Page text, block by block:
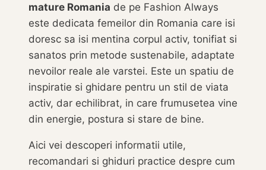
mature Romania de pe Fashion Always
este dedicata femeilor din Romania care isi
doresc sa isi mentina corpul activ, tonifiat si
sanatos prin metode sustenabile, adaptate
nevoilor reale ale varstei. Este un spatiu de
inspiratie si ghidare pentru un stil de viata
activ, dar echilibrat, in care frumusetea vine
din energie, postura si stare de bine.
Aici vei descoperi informatii utile,
recomandari si ghiduri practice despre cum